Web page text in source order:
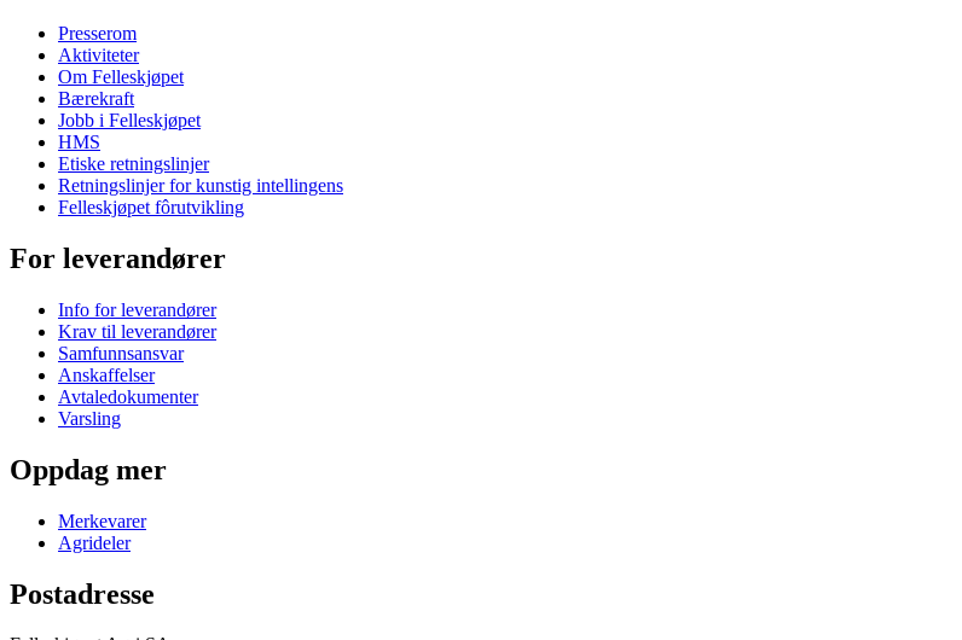
Presserom
Aktiviteter
Om Felleskjøpet
Bærekraft
Jobb i Felleskjøpet
HMS
Etiske retningslinjer
Retningslinjer for kunstig intellingens
Felleskjøpet fôrutvikling
For leverandører
Info for leverandører
Krav til leverandører
Samfunnsansvar
Anskaffelser
Avtaledokumenter
Varsling
Oppdag mer
Merkevarer
Agrideler
Postadresse